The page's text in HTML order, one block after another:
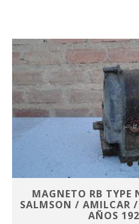
MAGNETO RB TYPE
SALMSON / AMILCAR
AÑOS